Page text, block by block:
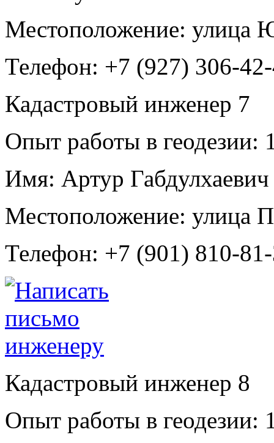
Местоположение: улица
Телефон: +7 (927) 306-
Кадастровый инженер 7
Опыт работы в геодезии:
Имя: Артур
Местоположение: улица
Телефон: +7 (901) 810-
Кадастровый инженер 8
Опыт работы в геодезии: